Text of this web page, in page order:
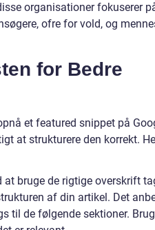
organisationer fokuserer
ofre for vold, og
for Bedre
et featured snippet på
at strukturere den korrekt.
at bruge de rigtige overskrift
af din artikel. Det
til de følgende sektioner.